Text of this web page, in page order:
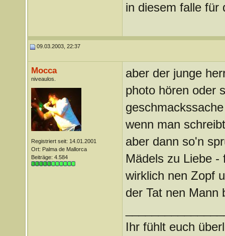
in diesem falle für
09.03.2003, 22:37
Mocca
niveaulos.
Registriert seit: 14.01.2001
Ort: Palma de Mallorca
Beiträge: 4.584
aber der junge
photo hören oder
wenn man
aber dann so'n
Mädels zu Liebe -
wirklich nen Zopf
der Tat nen Mann
Ihr fühlt euch